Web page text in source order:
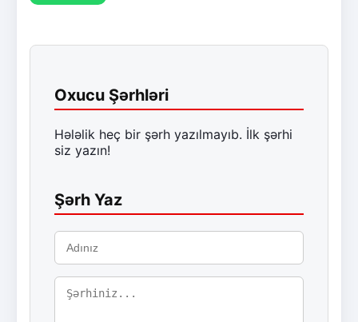
Oxucu Şərhləri
Hələlik heç bir şərh yazılmayıb. İlk şərhi
siz yazın!
Şərh Yaz